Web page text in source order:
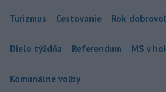
Turizmus Cestovanie Rok
Dielo týždňa Referendum MS v
Komunálne voľby